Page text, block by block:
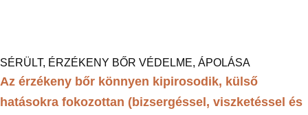
SÉRÜLT, ÉRZÉKENY BŐR VÉDELME, ÁPOLÁSA
Az érzékeny bőr könnyen kipirosodik, külső
hatásokra fokozottan (bizsergéssel, viszketéssel és